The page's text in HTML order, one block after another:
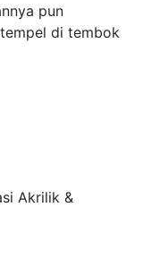
pun
di tembok
Akrilik &